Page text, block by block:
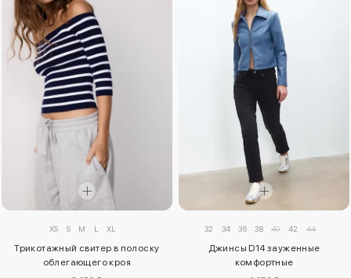
XS S M L XL
Трикотажный свитер в полоску
облегающего кроя
32 34 36 38 40 42 44
Джинсы D14 зауженные
комфортные